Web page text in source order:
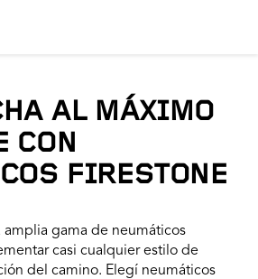
AL MÁXIMO
CON
FIRESTONE
amplia gama de neumáticos
casi cualquier estilo de
del camino. Elegí neumáticos